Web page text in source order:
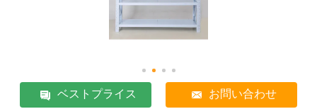
ベストプライス お問い合わせ